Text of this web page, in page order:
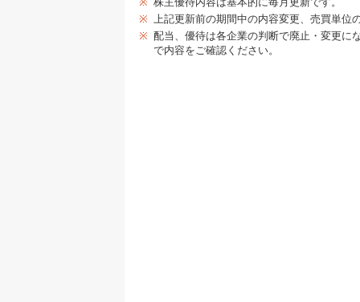
※ 上記更新前の期間中の内容変更、売買単位
※ 配当、優待は各企業の判断で廃止・変更に
で内容をご確認ください。